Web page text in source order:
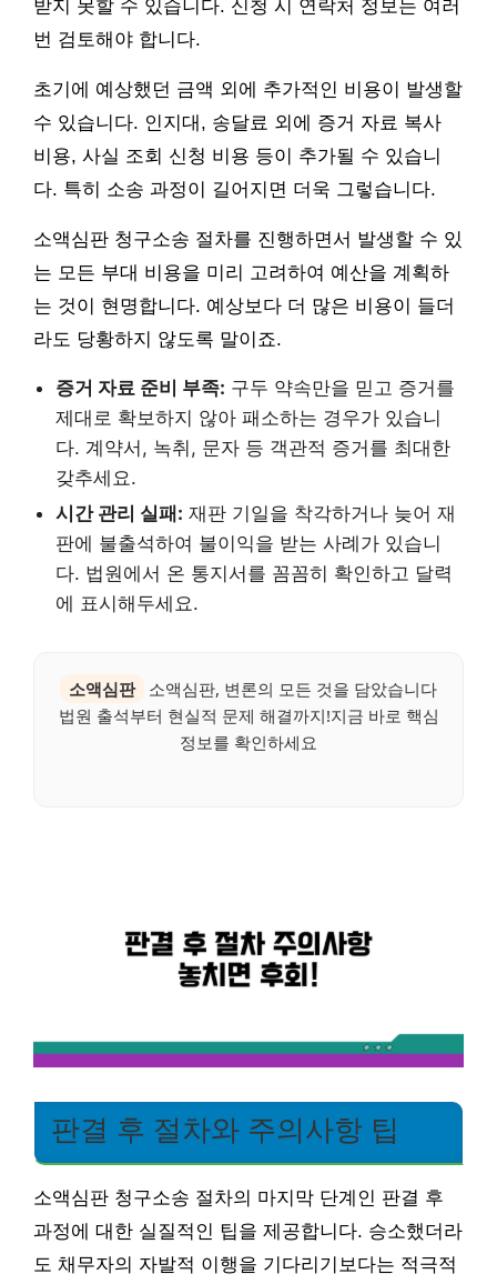
받지 못할 수 있습니다. 신청 시 연락처 정보는 여러
번 검토해야 합니다.
초기에 예상했던 금액 외에 추가적인 비용이 발생할
수 있습니다. 인지대, 송달료 외에 증거 자료 복사
비용, 사실 조회 신청 비용 등이 추가될 수 있습니
다. 특히 소송 과정이 길어지면 더욱 그렇습니다.
소액심판 청구소송 절차를 진행하면서 발생할 수 있
는 모든 부대 비용을 미리 고려하여 예산을 계획하
는 것이 현명합니다. 예상보다 더 많은 비용이 들더
라도 당황하지 않도록 말이죠.
증거 자료 준비 부족: 구두 약속만을 믿고 증거를
제대로 확보하지 않아 패소하는 경우가 있습니
다. 계약서, 녹취, 문자 등 객관적 증거를 최대한
갖추세요.
시간 관리 실패: 재판 기일을 착각하거나 늦어 재
판에 불출석하여 불이익을 받는 사례가 있습니
다. 법원에서 온 통지서를 꼼꼼히 확인하고 달력
에 표시해두세요.
소액심판
소액심판, 변론의 모든 것을 담았습니다
법원 출석부터 현실적 문제 해결까지!지금 바로 핵심
정보를 확인하세요
판결 후 절차와 주의사항 팁
소액심판 청구소송 절차의 마지막 단계인 판결 후
과정에 대한 실질적인 팁을 제공합니다. 승소했더라
도 채무자의 자발적 이행을 기다리기보다는 적극적